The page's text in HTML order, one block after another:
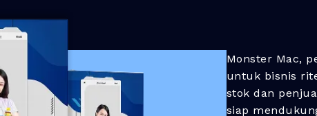
Monster Mac,
untuk bisnis
stok dan
siap